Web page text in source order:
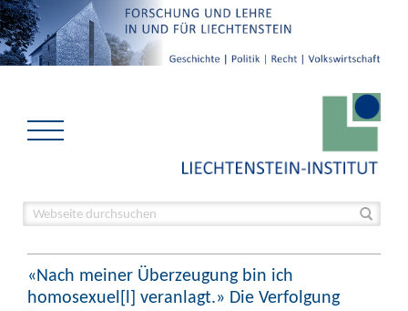
«Nach meiner Überzeugung bin ich
homosexuel[l] veranlagt.» Die Verfolgung